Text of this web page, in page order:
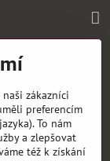
zákazníci
preferencím
To nám
a zlepšovat
též k získání